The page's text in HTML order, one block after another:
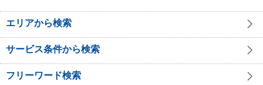
エリアから検索
サービス条件から検索
フリーワード検索